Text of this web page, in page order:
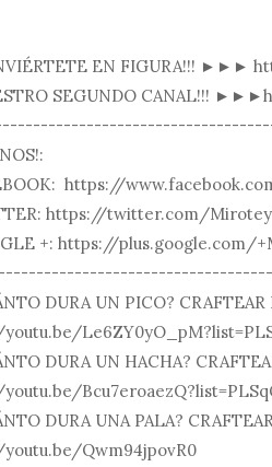
EN FIGURA!!! ►►►
SEGUNDO CANAL!!!
https://
https://twitter.com/
+: https://plus.google.com/
DURA UN PICO?
DURA UN HACHA?
DURA UNA PALA?
Qwm94jpovR0